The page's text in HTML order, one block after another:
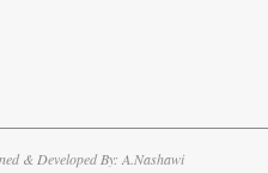
& Developed By: A.Nashawi